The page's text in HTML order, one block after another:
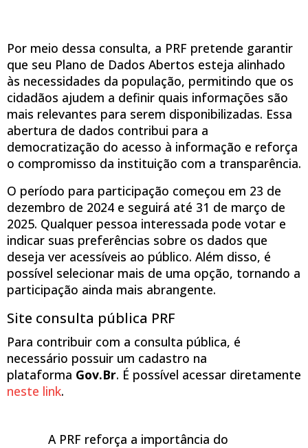
Por meio dessa consulta, a PRF pretende garantir
que seu Plano de Dados Abertos esteja alinhado
às necessidades da população, permitindo que os
cidadãos ajudem a definir quais informações são
mais relevantes para serem disponibilizadas. Essa
abertura de dados contribui para a
democratização do acesso à informação e reforça
o compromisso da instituição com a transparência.
O período para participação começou em 23 de
dezembro de 2024 e seguirá até 31 de março de
2025. Qualquer pessoa interessada pode votar e
indicar suas preferências sobre os dados que
deseja ver acessíveis ao público. Além disso, é
possível selecionar mais de uma opção, tornando a
participação ainda mais abrangente.
Site consulta pública PRF
Para contribuir com a consulta pública, é
necessário possuir um cadastro na
plataforma Gov.Br. É possível acessar diretamente
neste link.
A PRF reforça a importância do